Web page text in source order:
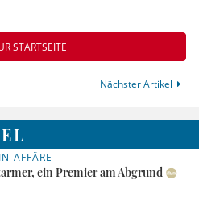
STARTSEITE
Nächster Artikel
AFFÄRE
ein Premier am Abgrund